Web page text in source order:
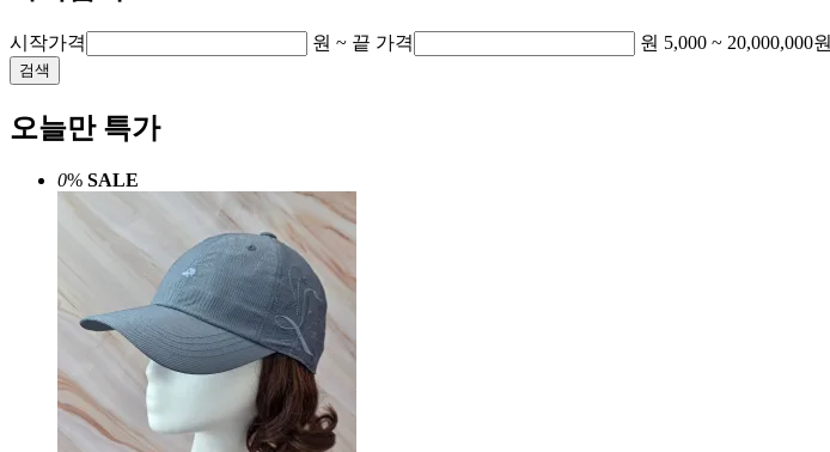
시작가격 원 ~ 끝 가격 원 5,000 ~ 20,000,000원
검색
오늘만 특가
0% SALE